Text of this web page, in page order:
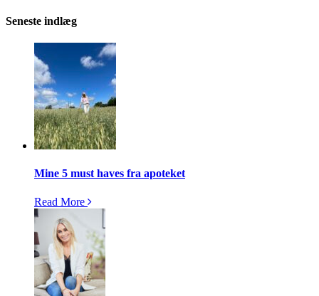
Seneste indlæg
Mine 5 must haves fra apoteket
Read More